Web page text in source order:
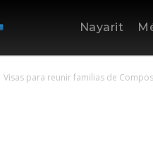
Nayarit
Visas para reunir familias de